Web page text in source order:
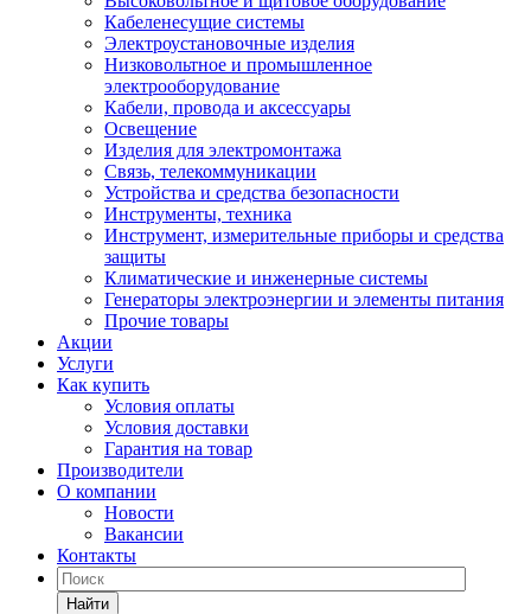
Кабеленесущие системы
Электроустановочные изделия
Низковольтное и промышленное
электрооборудование
Кабели, провода и аксессуары
Освещение
Изделия для электромонтажа
Связь, телекоммуникации
Устройства и средства безопасности
Инструменты, техника
Инструмент, измерительные приборы и средства
защиты
Климатические и инженерные системы
Генераторы электроэнергии и элементы питания
Прочие товары
Акции
Услуги
Как купить
Условия оплаты
Условия доставки
Гарантия на товар
Производители
О компании
Новости
Вакансии
Контакты
Найти